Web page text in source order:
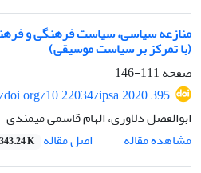
منازعه سیاسی، سیاست فرهنگی و
(با تمرکز بر سیاست موسیقی)
صفحه111-146
10.22034/ipsa.2020.395
ابوالفضل دلاوری، الهام قاسمی میمندی
مشاهده مقاله
اصل مقاله 343.24 K